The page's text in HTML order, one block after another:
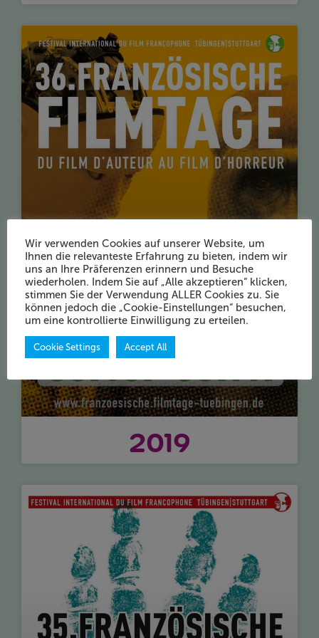
2019
Wir verwenden Cookies auf unserer Website, um
Ihnen die relevanteste Erfahrung zu bieten, indem wir
uns an Ihre Präferenzen erinnern und Besuche
wiederholen. Indem Sie auf „Alle akzeptieren“ klicken,
stimmen Sie der Verwendung ALLER Cookies zu. Sie
können jedoch die „Cookie-Einstellungen“ besuchen,
um eine kontrollierte Einwilligung zu erteilen.
Cookie Settings Accept All